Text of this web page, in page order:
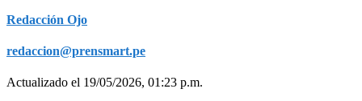
Redacción Ojo
redaccion@prensmart.pe
Actualizado el 19/05/2026, 01:23 p.m.